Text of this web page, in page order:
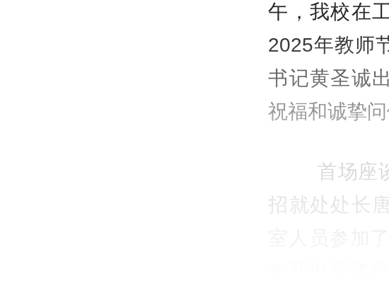
午，我校在
2025年教师
书记黄圣诚
祝福和诚挚问
首场座谈
招就处处长